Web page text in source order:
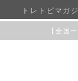
トレトピマガ
【全国